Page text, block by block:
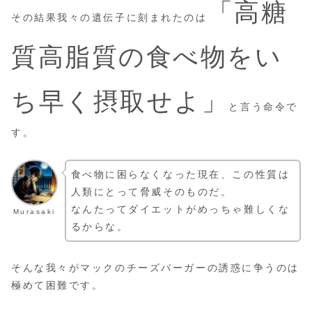
その結果我々の遺伝子に刻まれたのは
「高糖
質高脂質の食べ物をい
ち早く摂取せよ」
と言う命令で
す。
Murasaki
食べ物に困らなくなった現在、この性質は
人類にとって脅威そのものだ。
なんたってダイエットがめっちゃ難しくな
るからな。
そんな我々がマックのチーズバーガーの誘惑に争うのは
極めて困難です。